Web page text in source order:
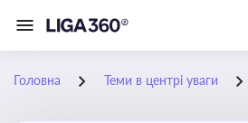
Головна Теми в центрі уваги